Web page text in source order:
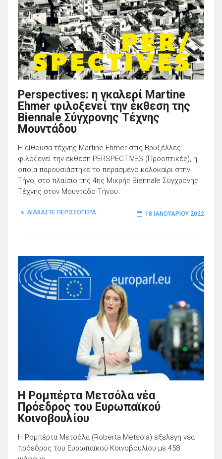
Perspectives: η γκαλερί Martine
Ehmer φιλοξενεί την έκθεση της
Biennale Σύγχρονης Τέχνης
Μουντάδου
H αίθουσα τέχνης Martine Ehmer στις Βρυξέλλες
φιλοξενεί την έκθεση PERSPECTIVES (Προοπτικές), η
οποία παρουσιάστηκε το περασμένο καλοκαίρι στην
Τήνο, στο πλαίσιο της 4ης Μικρής Biennale Σύγχρονης
Τέχνης στον Μουντάδο Τήνου.
ΔΙΑΒΑΣΤΕ ΠΕΡΙΣΣΟΤΕΡΑ 18 ΙΑΝΟΥΑΡΊΟΥ 2022
Η Ρομπέρτα Μετσόλα νέα
Πρόεδρος του Ευρωπαϊκού
Κοινοβουλίου
Η Ρομπέρτα Μετσόλα (Roberta Metsola) εξελέγη νέα
πρόεδρος του Ευρωπαϊκού Κοινοβουλίου με 458